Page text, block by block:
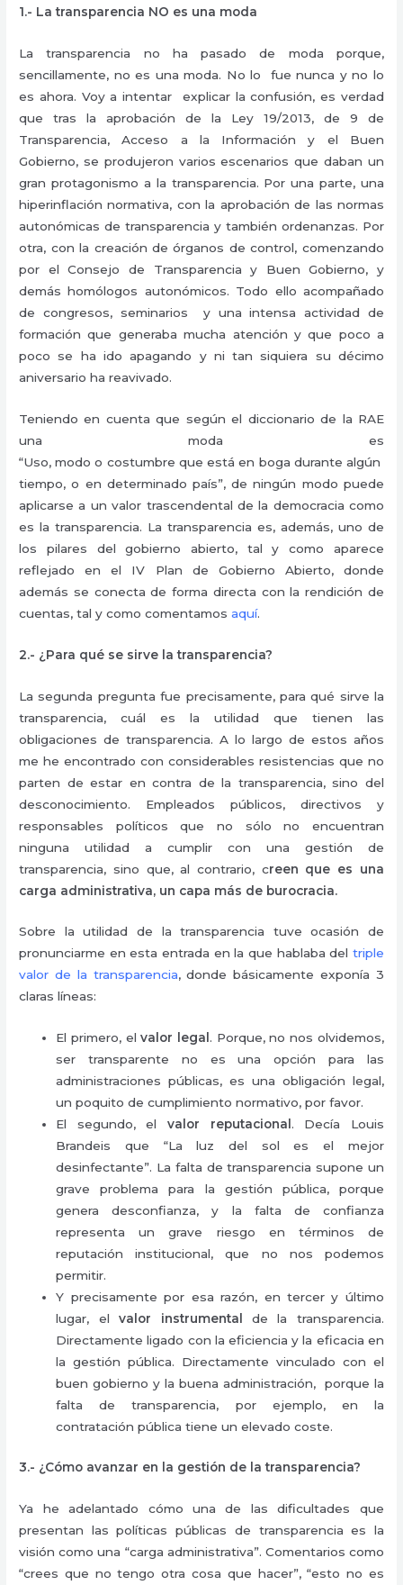
1.- La transparencia NO es una moda
La transparencia no ha pasado de moda porque,
sencillamente, no es una moda. No lo fue nunca y no lo
es ahora. Voy a intentar explicar la confusión, es verdad
que tras la aprobación de la Ley 19/2013, de 9 de
Transparencia, Acceso a la Información y el Buen
Gobierno, se produjeron varios escenarios que daban un
gran protagonismo a la transparencia. Por una parte, una
hiperinflación normativa, con la aprobación de las normas
autonómicas de transparencia y también ordenanzas. Por
otra, con la creación de órganos de control, comenzando
por el Consejo de Transparencia y Buen Gobierno, y
demás homólogos autonómicos. Todo ello acompañado
de congresos, seminarios y una intensa actividad de
formación que generaba mucha atención y que poco a
poco se ha ido apagando y ni tan siquiera su décimo
aniversario ha reavivado.
Teniendo en cuenta que según el diccionario de la RAE
una moda es
“Uso, modo o costumbre que está en boga durante algún
tiempo, o en determinado país”, de ningún modo puede
aplicarse a un valor trascendental de la democracia como
es la transparencia. La transparencia es, además, uno de
los pilares del gobierno abierto, tal y como aparece
reflejado en el IV Plan de Gobierno Abierto, donde
además se conecta de forma directa con la rendición de
cuentas, tal y como comentamosaquí.
2.- ¿Para qué se sirve la transparencia?
La segunda pregunta fue precisamente, para qué sirve la
transparencia, cuál es la utilidad que tienen las
obligaciones de transparencia. A lo largo de estos años
me he encontrado con considerables resistencias que no
parten de estar en contra de la transparencia, sino del
desconocimiento. Empleados públicos, directivos y
responsables políticos que no sólo no encuentran
ninguna utilidad a cumplir con una gestión de
transparencia, sino que, al contrario, creen que es una
carga administrativa, un capa más de burocracia.
Sobre la utilidad de la transparencia tuve ocasión de
pronunciarme en esta entrada en la que hablaba del triple
valor de la transparencia, donde básicamente exponía 3
claras líneas:
El primero, elvalor legal . Porque, no nos olvidemos,
ser transparente no es una opción para las
administraciones públicas, es una obligación legal,
un poquito de cumplimiento normativo, por favor.
El segundo, elvalor reputacional . Decía Louis
Brandeis que “La luz del sol es el mejor
desinfectante”. La falta de transparencia supone un
grave problema para la gestión pública, porque
genera desconfianza, y la falta de confianza
representa un grave riesgo en términos de
reputación institucional, que no nos podemos
permitir.
Y precisamente por esa razón, en tercer y último
lugar, elvalor instrumental
de la transparencia.
Directamente ligado con la eficiencia y la eficacia en
la gestión pública. Directamente vinculado con el
buen gobierno y la buena administración, porque la
falta de transparencia, por ejemplo, en la
contratación pública tiene un elevado coste.
3.- ¿Cómo avanzar en la gestión de la transparencia?
Ya he adelantado cómo una de las dificultades que
presentan las políticas públicas de transparencia es la
visión como una “carga administrativa”. Comentarios como
“crees que no tengo otra cosa que hacer”, “esto no es